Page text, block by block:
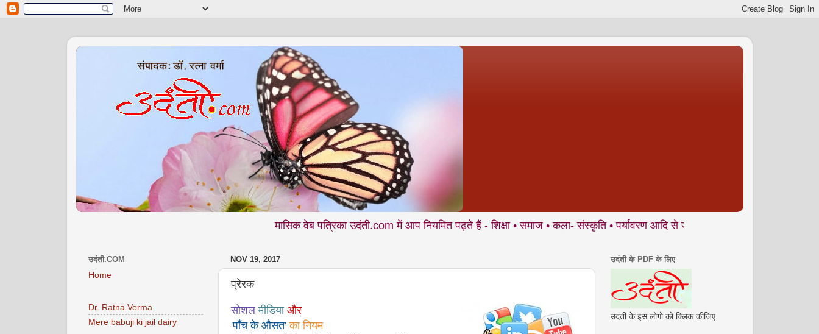
मासिक वेब पत्रिका उदंती.com में आप नियमित पढ़ते हैं - शिक्षा • समाज • कला- संस्कृति • पर्यावरण आदि से जुड़े ज्वलंत मुद्दों पर आलेख, और साथ में अनकही
NOV 19, 2017
प्रेरक
सोशलमीडिया और
'पाँच के औसत' का नियम
उदंती.COM
Home
Dr. Ratna Verma
Mere babuji ki jail dairy
उदंती के PDF के लिए
उदंती के इस लोगो को क्लिक कीजिए